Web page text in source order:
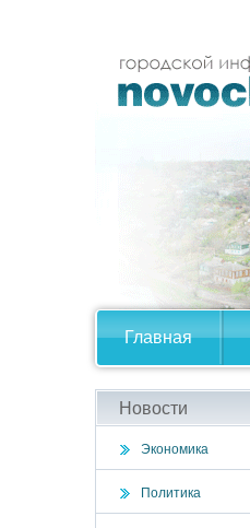
Главная
Новости
Экономика
Политика